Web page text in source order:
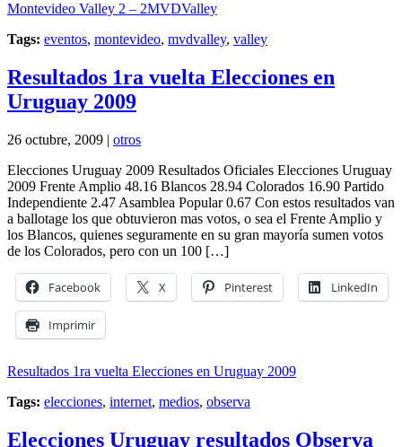
Montevideo Valley 2 – 2MVDValley
Tags: eventos, montevideo, mvdvalley, valley
Resultados 1ra vuelta Elecciones en
Uruguay 2009
26 octubre, 2009 | otros
Elecciones Uruguay 2009 Resultados Oficiales Elecciones Uruguay
2009 Frente Amplio 48.16 Blancos 28.94 Colorados 16.90 Partido
Independiente 2.47 Asamblea Popular 0.67 Con estos resultados van
a ballotage los que obtuvieron mas votos, o sea el Frente Amplio y
los Blancos, quienes seguramente en su gran mayoría sumen votos
de los Colorados, pero con un 100 […]
Facebook X Pinterest LinkedIn
Imprimir
Resultados 1ra vuelta Elecciones en Uruguay 2009
Tags: elecciones, internet, medios, observa
Elecciones Uruguay resultados Observa